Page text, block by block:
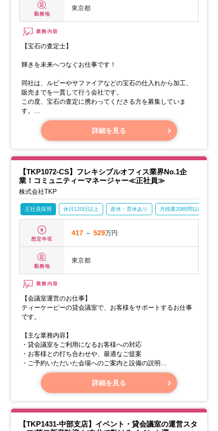
勤務地
東京都
業務内容
【宝石の査定士】
輝きを未来へつなぐお仕事です！
同社は、ルビーやサファイアなどの宝石の仕入れから加工、
販売までを一貫して行う会社です。
この度、宝石の査定に携わってくださる方を募集していま
す。
【業務内容】 詳細を見る
【TKP1072-CS】フレキシブルオフィス業界No.1企
業！コミュニティーマネージャー≪正社員≫
株式会社TKP
正社員採用 休日120日以上 産休・育休あり 月残業20時間以内
想定年収
417 ～529万円
勤務地
東京都
業務内容
【会議室運営のお仕事】
ティーケーピーの貸会議室で、お客様をサポートするお仕事
です。
【主な業務内容】
・貸会議室をご利用になるお客様への対応
・お客様との打ち合わせや、最適なご提案
・ご予約いただいた会場へのご案内と設備の説明
・貸会議室の会場準備（設営や清掃など）
詳細を見る
【TKP1431-中部支店】イベント・貸会議室の運営スタ